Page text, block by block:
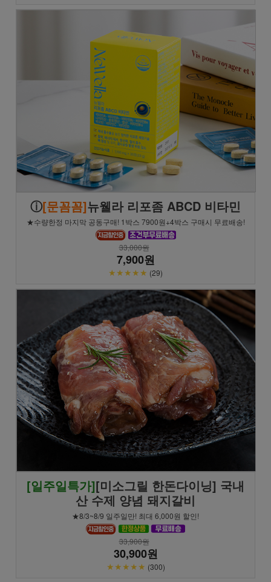
ⓘ[문꼼꼼]뉴웰라 리포좀 ABCD 비타민
★수량한정 마지막 공동구매! 1박스 7900원+4박스 구매시 무료배송!
33,000원
7,900원
★★★★★ (29)
[일주일특가][미소그릴 한돈다이닝] 국내
산 수제 양념 돼지갈비
★8/3~8/9 일주일만! 최대 6,000원 할인!
33,900원
30,900원
★★★★★ (300)